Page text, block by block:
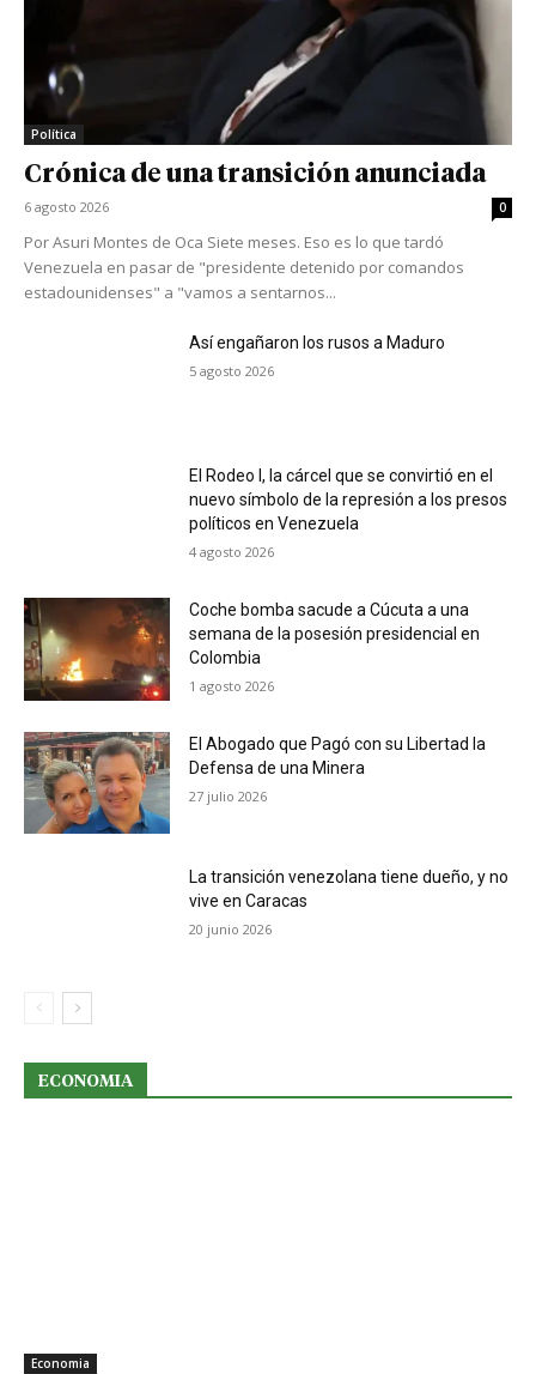
Política
Crónica de una transición anunciada
6 agosto 2026 0
Por Asuri Montes de Oca Siete meses. Eso es lo que tardó
Venezuela en pasar de "presidente detenido por comandos
estadounidenses" a "vamos a sentarnos...
Así engañaron los rusos a Maduro
5 agosto 2026
El Rodeo I, la cárcel que se convirtió en el
nuevo símbolo de la represión a los presos
políticos en Venezuela
4 agosto 2026
Coche bomba sacude a Cúcuta a una
semana de la posesión presidencial en
Colombia
1 agosto 2026
El Abogado que Pagó con su Libertad la
Defensa de una Minera
27 julio 2026
La transición venezolana tiene dueño, y no
vive en Caracas
20 junio 2026
ECONOMIA
Economia